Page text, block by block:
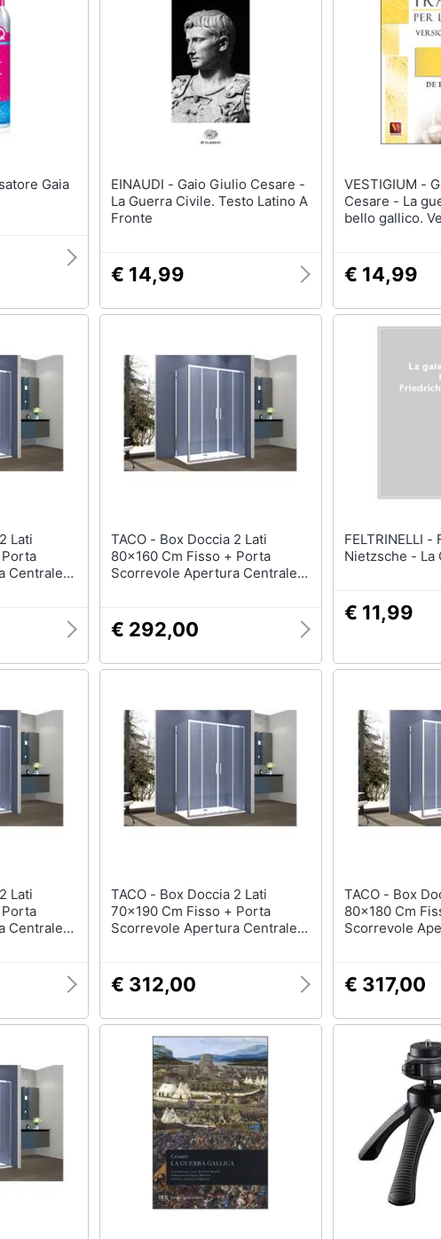
EINAUDI - Gaio Giulio Cesare -
La Guerra Civile. Testo Latino A
Fronte
€ 14,99
VESTIGIUM - Gaio Giulio
Cesare - La
bello gallico.
€ 14,99
Centrale
TACO - Box Doccia 2 Lati
80x160 Cm Fisso + Porta
Scorrevole Apertura Centrale
€ 292,00
FELTRINELLI - Friedrich
Nietzsche - La
€ 11,99
Centrale
TACO - Box Doccia 2 Lati
70x190 Cm Fisso + Porta
Scorrevole Apertura Centrale
€ 312,00
TACO - Box Doccia 2 Lati
80x180 Cm
Scorrevole
€ 317,00